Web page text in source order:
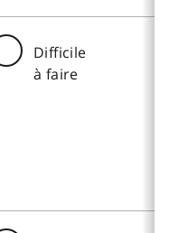
Difficile
à faire